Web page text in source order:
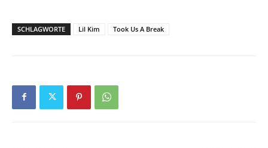
SCHLAGWORTE Lil Kim Took Us A Break